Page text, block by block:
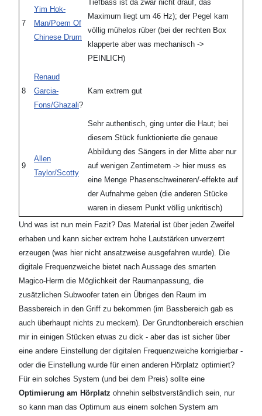
7
Yim Hok-
Man/Poem Of
Chinese Drum
Tiefbass ist da zwar nicht drauf, das
Maximum liegt um 46 Hz); der Pegel kam
völlig mühelos rüber (bei der rechten Box
klapperte aber was mechanisch ->
PEINLICH)
8
Renaud
Garcia-
Fons/Ghazali?
Kam extrem gut
9
Allen
Taylor/Scotty
Sehr authentisch, ging unter die Haut; bei
diesem Stück funktionierte die genaue
Abbildung des Sängers in der Mitte aber nur
auf wenigen Zentimetern -> hier muss es
eine Menge Phasenschweineren/-effekte auf
der Aufnahme geben (die anderen Stücke
waren in diesem Punkt völlig unkritisch)
Und was ist nun mein Fazit? Das Material ist über jeden Zweifel
erhaben und kann sicher extrem hohe Lautstärken unverzerrt
erzeugen (was hier nicht ansatzweise ausgefahren wurde). Die
digitale Frequenzweiche bietet nach Aussage des smarten
Magico-Herrn die Möglichkeit der Raumanpassung, die
zusätzlichen Subwoofer taten ein Übriges den Raum im
Bassbereich in den Griff zu bekommen (im Bassbereich gab es
auch überhaupt nichts zu meckern). Der Grundtonbereich erschien
mir in einigen Stücken etwas zu dick - aber das ist sicher über
eine andere Einstellung der digitalen Frequenzweiche korrigierbar -
oder die Einstellung wurde für einen anderen Hörplatz optimiert?
Für ein solches System (und bei dem Preis) sollte eine
Optimierung am Hörplatz ohnehin selbstverständlich sein, nur
so kann man das Optimum aus einem solchen System am